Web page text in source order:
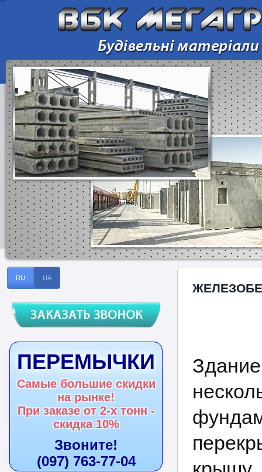
RU UA
ПЕРЕМЫЧКИ
Самые большие скидки
на рынке!
При заказе от 2-х тонн -
скидка 10%
Звоните!
(097) 763-77-04